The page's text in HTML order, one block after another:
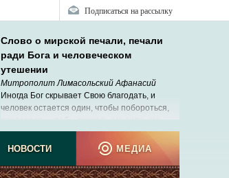
Подписаться на рассылку
Слово о мирской печали, печали
ради Бога и человеческом
утешении
Митрополит Лимасольский Афанасий
Иногда Бог скрывает Свою благодать, и
человек остается один, чтобы побороться,
дерзновение перед Богом.
НОВОСТИ МЕДИА